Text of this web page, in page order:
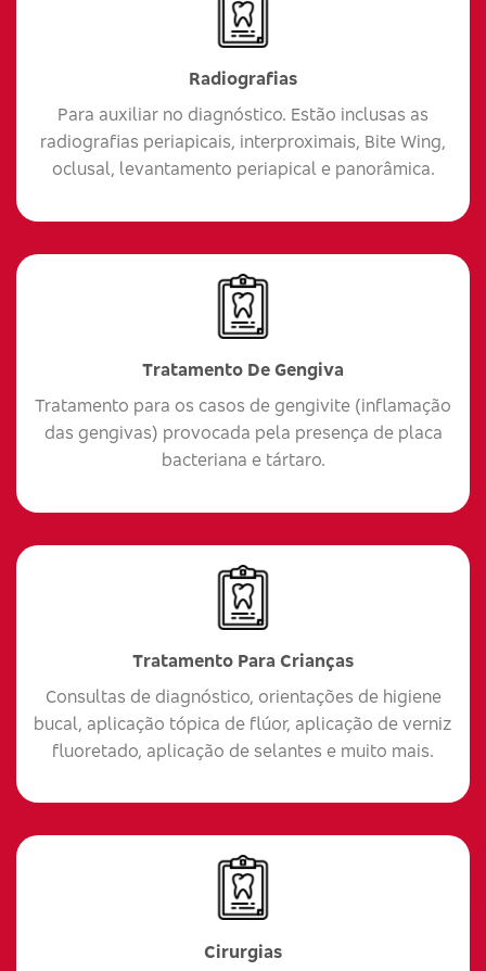
Radiografias
Para auxiliar no diagnóstico. Estão inclusas as
radiografias periapicais, interproximais, Bite Wing,
oclusal, levantamento periapical e panorâmica.
Tratamento De Gengiva
Tratamento para os casos de gengivite (inflamação
das gengivas) provocada pela presença de placa
bacteriana e tártaro.
Tratamento Para Crianças
Consultas de diagnóstico, orientações de higiene
bucal, aplicação tópica de flúor, aplicação de verniz
fluoretado, aplicação de selantes e muito mais.
Cirurgias